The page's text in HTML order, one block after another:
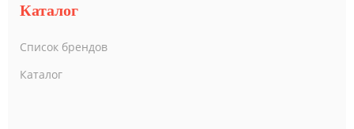
Каталог
Список брендов
Каталог